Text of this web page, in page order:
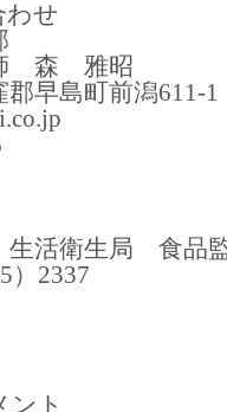
わせ
森 雅昭
早島町前潟611-1
活衛生局 食品
）2337
ント